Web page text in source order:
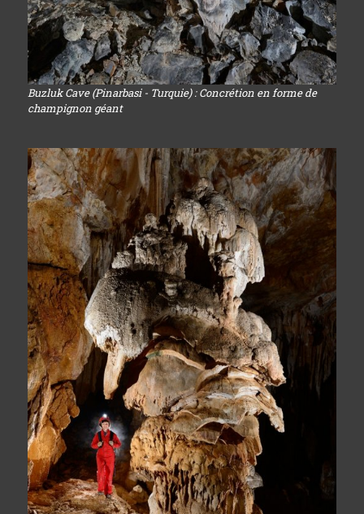
Buzluk Cave (Pinarbasi - Turquie) : Concrétion en forme de
champignon géant